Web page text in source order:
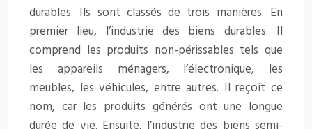
durables. Ils sont classés de trois manières. En
premier lieu, l’industrie des biens durables. Il
comprend les produits non-périssables tels que
les appareils ménagers, l’électronique, les
meubles, les véhicules, entre autres. Il reçoit ce
nom, car les produits générés ont une longue